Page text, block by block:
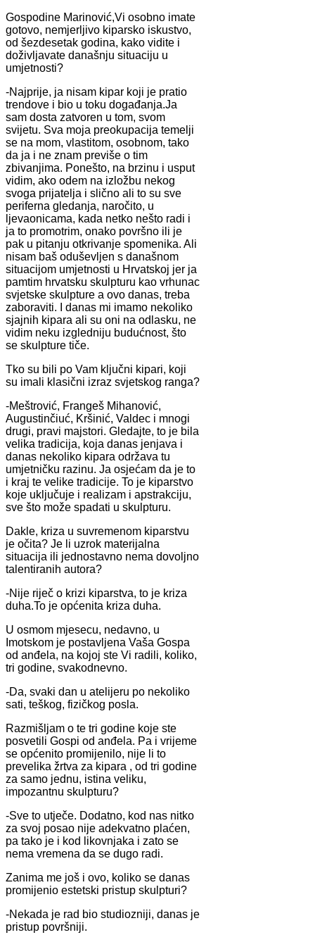
Gospodine Marinović,Vi osobno imate
gotovo, nemjerljivo kiparsko iskustvo,
od šezdesetak godina, kako vidite i
doživljavate današnju situaciju u
umjetnosti?
-Najprije, ja nisam kipar koji je pratio
trendove i bio u toku događanja.Ja
sam dosta zatvoren u tom, svom
svijetu. Sva moja preokupacija temelji
se na mom, vlastitom, osobnom, tako
da ja i ne znam previše o tim
zbivanjima. Ponešto, na brzinu i usput
vidim, ako odem na izložbu nekog
svoga prijatelja i slično ali to su sve
periferna gledanja, naročito, u
ljevaonicama, kada netko nešto radi i
ja to promotrim, onako površno ili je
pak u pitanju otkrivanje spomenika. Ali
nisam baš oduševljen s današnom
situacijom umjetnosti u Hrvatskoj jer ja
pamtim hrvatsku skulpturu kao vrhunac
svjetske skulpture a ovo danas, treba
zaboraviti. I danas mi imamo nekoliko
sjajnih kipara ali su oni na odlasku, ne
vidim neku izgledniju budućnost, što
se skulpture tiče.
Tko su bili po Vam ključni kipari, koji
su imali klasični izraz svjetskog ranga?
-Meštrović, Frangeš Mihanović,
Augustinčiuć, Kršinić, Valdec i mnogi
drugi, pravi majstori. Gledajte, to je bila
velika tradicija, koja danas jenjava i
danas nekoliko kipara održava tu
umjetničku razinu. Ja osjećam da je to
i kraj te velike tradicije. To je kiparstvo
koje uključuje i realizam i apstrakciju,
sve što može spadati u skulpturu.
Dakle, kriza u suvremenom kiparstvu
je očita? Je li uzrok materijalna
situacija ili jednostavno nema dovoljno
talentiranih autora?
-Nije riječ o krizi kiparstva, to je kriza
duha.To je općenita kriza duha.
U osmom mjesecu, nedavno, u
Imotskom je postavljena Vaša Gospa
od anđela, na kojoj ste Vi radili, koliko,
tri godine, svakodnevno.
-Da, svaki dan u atelijeru po nekoliko
sati, teškog, fizičkog posla.
Razmišljam o te tri godine koje ste
posvetili Gospi od anđela. Pa i vrijeme
se općenito promijenilo, nije li to
prevelika žrtva za kipara , od tri godine
za samo jednu, istina veliku,
impozantnu skulpturu?
-Sve to utječe. Dodatno, kod nas nitko
za svoj posao nije adekvatno plaćen,
pa tako je i kod likovnjaka i zato se
nema vremena da se dugo radi.
Zanima me još i ovo, koliko se danas
promijenio estetski pristup skulpturi?
-Nekada je rad bio studiozniji, danas je
pristup površniji.